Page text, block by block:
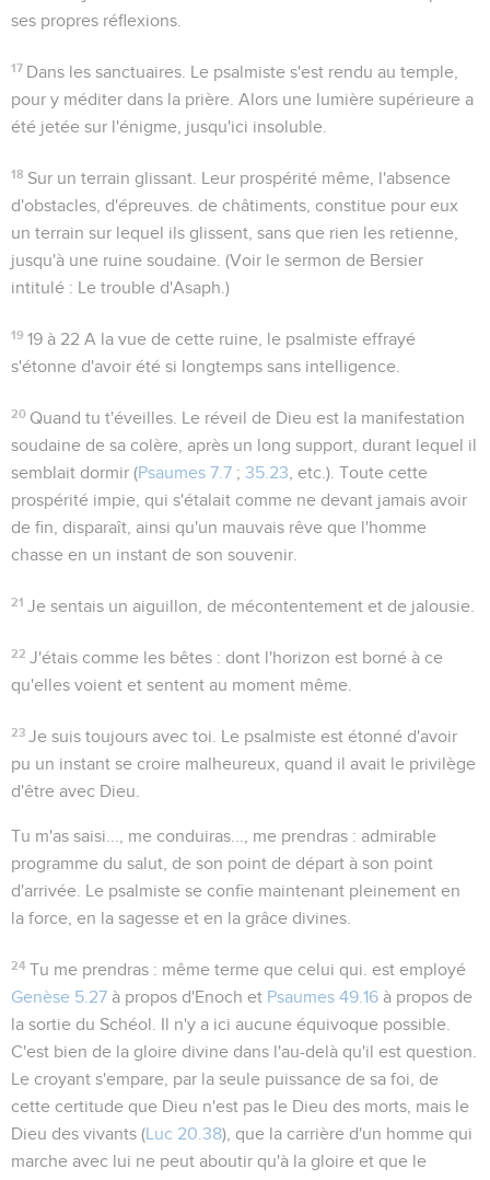
ses propres réflexions.
17 Dans les sanctuaires . Le psalmiste s'est rendu au temple,
pour y méditer dans la prière. Alors une lumière supérieure a
été jetée sur l'énigme, jusqu'ici insoluble.
18 Sur un terrain glissant . Leur prospérité même, l'absence
d'obstacles, d'épreuves. de châtiments, constitue pour eux
un terrain sur lequel ils glissent, sans que rien les retienne,
jusqu'à une ruine soudaine. (Voir le sermon de Bersier
intitulé : Le trouble d'Asaph .)
19 19 à 22 A la vue de cette ruine, le psalmiste effrayé
s'étonne d'avoir été si longtemps sans intelligence.
20 Quand tu t'éveilles . Le réveil de Dieu est la manifestation
soudaine de sa colère, après un long support, durant lequel il
semblait dormir (Psaumes 7.7 ; 35.23 , etc.). Toute cette
prospérité impie, qui s'étalait comme ne devant jamais avoir
de fin, disparaît, ainsi qu'un mauvais rêve que l'homme
chasse en un instant de son souvenir.
21 Je sentais un aiguillon , de mécontentement et de jalousie.
22 J'étais comme les bêtes : dont l'horizon est borné à ce
qu'elles voient et sentent au moment même.
23 Je suis toujours avec toi . Le psalmiste est étonné d'avoir
pu un instant se croire malheureux, quand il avait le privilège
d'être avec Dieu.
Tu m'as saisi..., me conduiras..., me prendras : admirable
programme du salut, de son point de départ à son point
d'arrivée. Le psalmiste se confie maintenant pleinement en
la force, en la sagesse et en la grâce divines.
24 Tu me prendras : même terme que celui qui. est employé
Genèse 5.27 à propos d'Enoch et Psaumes 49.16 à propos de
la sortie du Schéol. Il n'y a ici aucune équivoque possible.
C'est bien de la gloire divine dans l'au-delà qu'il est question.
Le croyant s'empare, par la seule puissance de sa foi, de
cette certitude que Dieu n'est pas le Dieu des morts, mais le
Dieu des vivants (Luc 20.38), que la carrière d'un homme qui
marche avec lui ne peut aboutir qu'à la gloire et que le